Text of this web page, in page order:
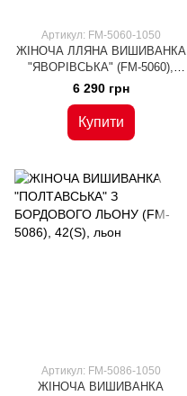
Артикул: FM-5060-1050
ЖІНОЧА ЛЛЯНА ВИШИВАНКА
"ЯВОРІВСЬКА" (FM-5060),
42(XS), льон
6 290 грн
Купити
Артикул: FM-5086-1050
ЖІНОЧА ВИШИВАНКА